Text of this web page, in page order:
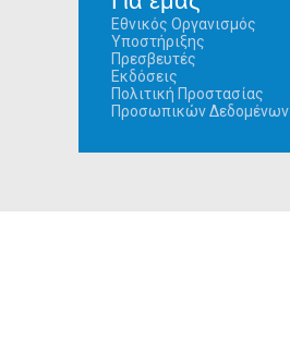
Εθνικός Οργανισμός
Υποστήριξης
Πρεσβευτές
Εκδόσεις
Πολιτική Προστασίας
Προσωπικών Δεδομένων